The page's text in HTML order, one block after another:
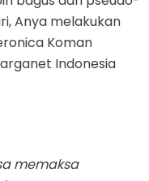
Anya melakukan
Koman
Indonesia
memaksa